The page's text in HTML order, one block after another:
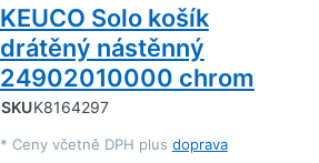
KEUCO Solo košík
drátěný nástěnný
24902010000 chrom
SKUK8164297
* Ceny včetně DPH plus doprava